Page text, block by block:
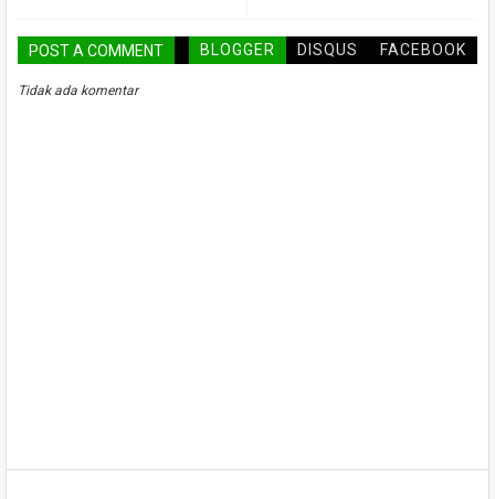
POST A COMMENT BLOGGER DISQUS FACEBOOK
Tidak ada komentar